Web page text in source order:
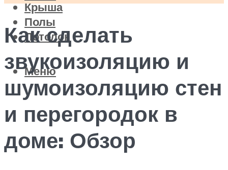
Крыша
Полы
Потолок
Меню
Как сделать
звукоизоляцию и
шумоизоляцию стен
и перегородок в
доме: Обзор